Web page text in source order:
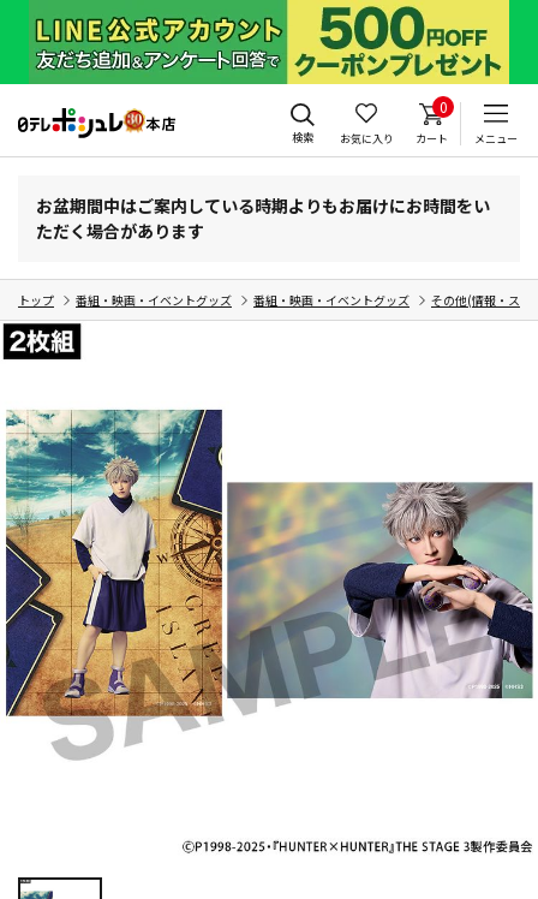
検索 お気に入り
0
カート メニュー
お盆期間中はご案内している時期よりもお届けにお時間をい
ただく場合があります
トップ 番組・映画・イベントグッズ 番組・映画・イベントグッズ その他(情報・スポ